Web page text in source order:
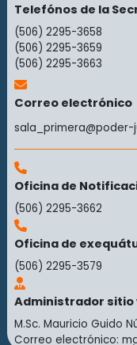
Telefónos de la
(506) 2295-3658
(506) 2295-3659
(506) 2295-3663
Correo electrónico
sala_primera@poder-
Oficina de
(506) 2295-3662
Oficina de
(506) 2295-3579
Administrador sitio
M.Sc. Mauricio Guido
Correo electrónico: